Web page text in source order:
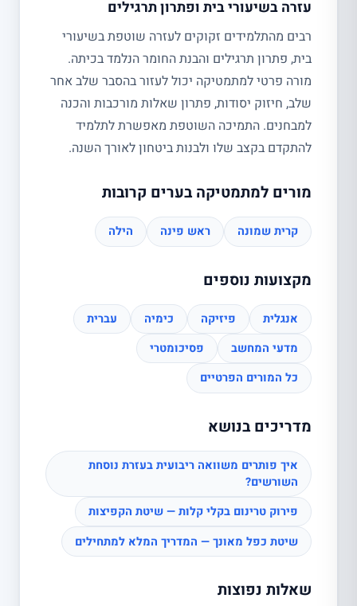
עזרה בשיעורי בית ופתרון תרגילים
רבים מהתלמידים זקוקים לעזרה שוטפת בשיעורי
בית, פתרון תרגילים והבנת החומר הנלמד בכיתה.
מורה פרטי למתמטיקה יכול לעזור בהסבר שלב אחר
שלב, חיזוק יסודות, פתרון שאלות מורכבות והכנה
למבחנים. התמיכה השוטפת מאפשרת לתלמיד
להתקדם בקצב שלו ולבנות ביטחון לאורך השנה.
מורים למתמטיקה בערים קרובות
קרית שמונה ראש פינה הילה
מקצועות נוספים
אנגלית פיזיקה כימיה
עברית
מדעי המחשב
פסיכומטרי
כל המורים הפרטיים
מדריכים בנושא
איך פותרים משוואה ריבועית בעזרת נוסחת
השורשים?
פירוק טרינום בקלי קלות — שיטת הקפיצות
שיטת כפל מאונך — המדריך המלא למתחילים
שאלות נפוצות